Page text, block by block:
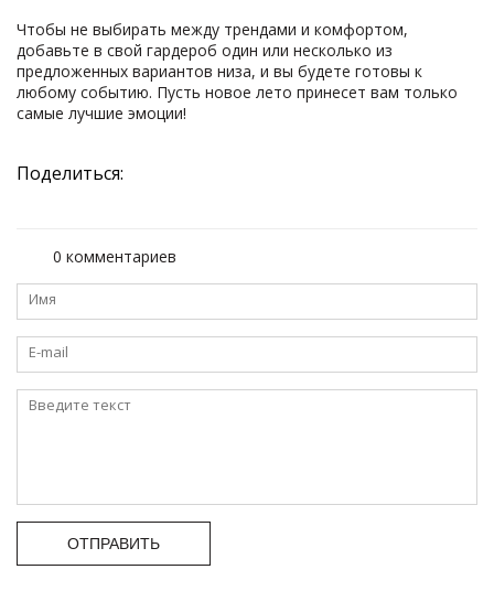
Чтобы не выбирать между трендами и комфортом,
добавьте в свой гардероб один или несколько из
предложенных вариантов низа, и вы будете готовы к
любому событию. Пусть новое лето принесет вам только
самые лучшие эмоции!
Поделиться:
0 комментариев
ОТПРАВИТЬ